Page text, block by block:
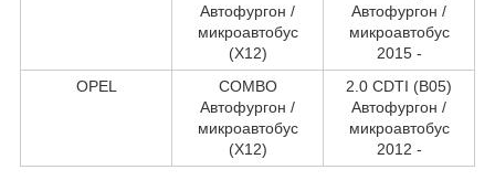
Автофургон /
микроавтобус
(X12)
Автофургон /
микроавтобус
2015 -
OPEL
COMBO
Автофургон /
микроавтобус
(X12)
2.0 CDTI (B05)
Автофургон /
микроавтобус
2012 -